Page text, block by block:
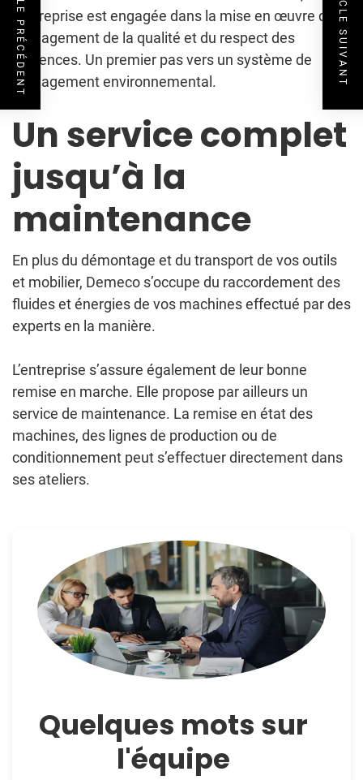
l’entreprise est engagée dans la mise en œuvre d’un
management de la qualité et du respect des
exigences. Un premier pas vers un système de
management environnemental.
Un service complet
jusqu’à la
maintenance
En plus du démontage et du transport de vos outils
et mobilier, Demeco s’occupe du raccordement des
fluides et énergies de vos machines effectué par des
experts en la manière.
L’entreprise s’assure également de leur bonne
remise en marche. Elle propose par ailleurs un
service de maintenance. La remise en état des
machines, des lignes de production ou de
conditionnement peut s’effectuer directement dans
ses ateliers.
Quelques mots sur
l'équipe
ARTICLE PRÉCÉDENT ARTICLE SUIVANT